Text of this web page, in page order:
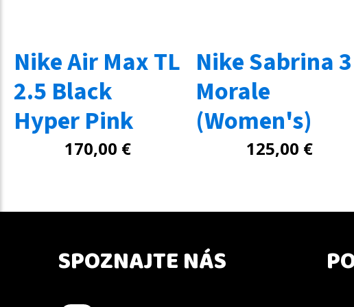
Nike Air Max TL
2.5 Black
Hyper Pink
170,00 €
Nike Sabrina 3
Morale
(Women's)
125,00 €
SPOZNAJTE NÁS